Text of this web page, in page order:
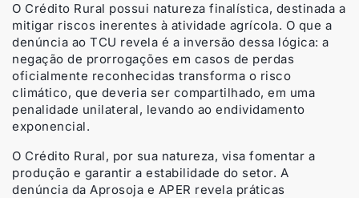
O Crédito Rural possui natureza finalística, destinada a
mitigar riscos inerentes à atividade agrícola. O que a
denúncia ao TCU revela é a inversão dessa lógica: a
negação de prorrogações em casos de perdas
oficialmente reconhecidas transforma o risco
climático, que deveria ser compartilhado, em uma
penalidade unilateral, levando ao endividamento
exponencial.
O Crédito Rural, por sua natureza, visa fomentar a
produção e garantir a estabilidade do setor. A
denúncia da Aprosoja e APER revela práticas